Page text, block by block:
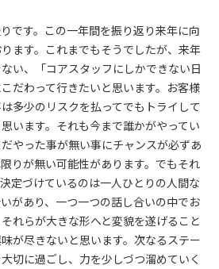
です。この一年間を振り返り来年に向
ます。これまでもそうでしたが、来年
い、「コアスタッフにしかできない日
だわって行きたいと思います。お客様
多少のリスクを払ってでもトライして
います。それも今まで誰かがやってい
やった事が無い事にチャンスが必ずあ
りが無い可能性があります。でもそれ
定づけているのは一人ひとりの人間な
があり、一つ一つの話し合いの中でお
れらが大きな形へと変貌を遂げること
が尽きないと思います。次なるステー
切に過ごし、力を少しづつ溜めていく